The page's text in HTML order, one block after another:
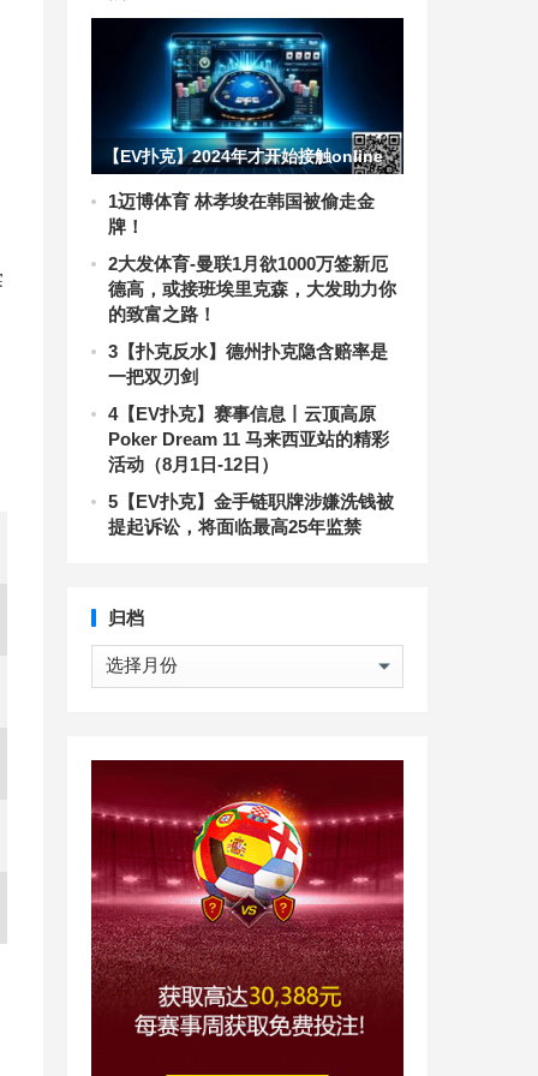
【EV扑克】2024年才开始接触online
是否太迟？这么晚入行还有得赚吗？
1迈博体育 林孝埈在韩国被偷走金
牌！
2大发体育-曼联1月欲1000万签新厄
德高，或接班埃里克森，大发助力你
的致富之路！
3 【扑克反水】德州扑克隐含赔率是
一把双刃剑
4【EV扑克】赛事信息丨云顶高原
Poker Dream 11 马来西亚站的精彩
活动（8月1日-12日）
5 【EV扑克】金手链职牌涉嫌洗钱被
提起诉讼，将面临最高25年监禁
归档
归